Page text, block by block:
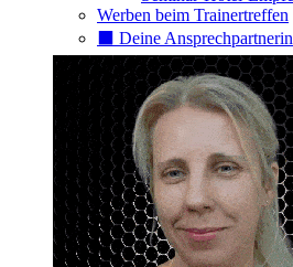
Werben beim Trainertreffen
⬛️ Deine Ansprechpartnerin